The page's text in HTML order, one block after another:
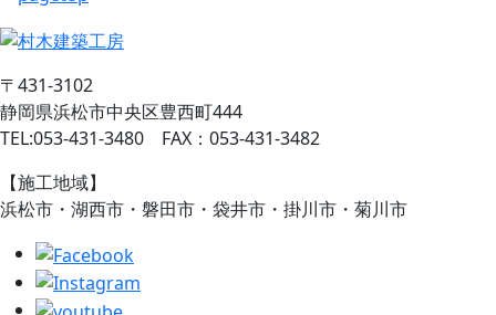
〒431-3102
静岡県浜松市中央区豊西町444
TEL:053-431-3480 FAX：053-431-3482
【施工地域】
浜松市・湖西市・磐田市・袋井市・掛川市・菊川市